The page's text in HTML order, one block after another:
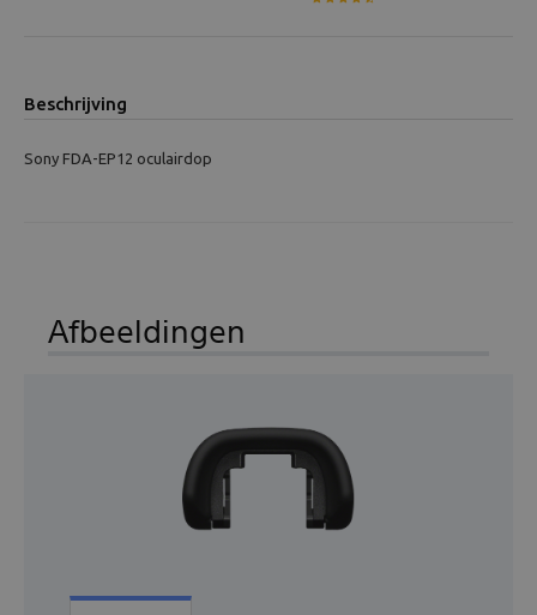
Huren
Beschrijving
Sony FDA-EP12 oculairdop
Afbeeldingen